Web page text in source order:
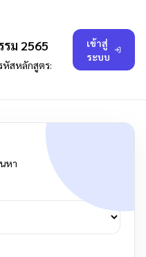
ม 2565
หัสหลักสูตร:
เข้าสู่
ระบบ
หา